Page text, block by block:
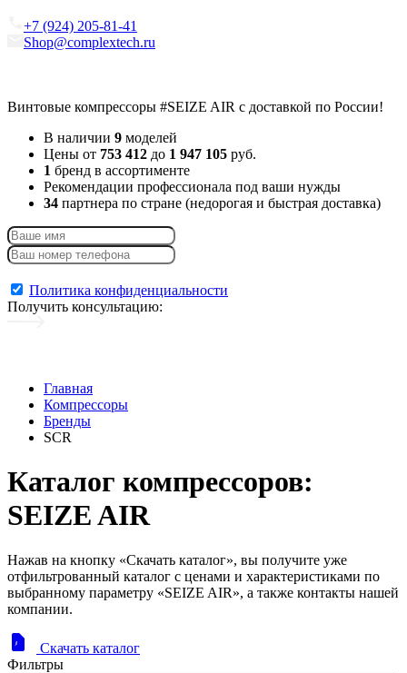
+7 (924) 205-81-41
Shop@complextech.ru
Винтовые компрессоры #SEIZE AIR с доставкой по России!
В наличии 9 моделей
Цены от 753 412 до 1 947 105 руб.
1 бренд в ассортименте
Рекомендации профессионала под ваши нужды
34 партнера по стране (недорогая и быстрая доставка)
Политика конфиденциальности
Получить консультацию:
Главная
Компрессоры
Бренды
SCR
Каталог компрессоров:
SEIZE AIR
Нажав на кнопку «Скачать каталог», вы получите уже
отфильтрованный каталог с ценами и характеристиками по
выбранному параметру «SEIZE AIR», а также контакты нашей
компании.
Скачать каталог
Фильтры